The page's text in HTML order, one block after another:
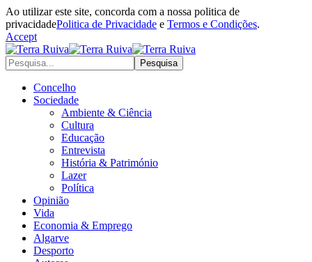
Ao utilizar este site, concorda com a nossa politica de
privacidadePolitica de Privacidade e Termos e Condições.
Accept
Concelho
Sociedade
Ambiente & Ciência
Cultura
Educação
Entrevista
História & Património
Lazer
Política
Opinião
Vida
Economia & Emprego
Algarve
Desporto